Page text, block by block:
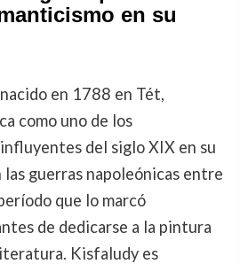
en su
en 1788 en Tét,
como uno de los
del siglo XIX en su
las guerras napoleónicas entre
que lo marcó
de dedicarse a la pintura
Kisfaludy es